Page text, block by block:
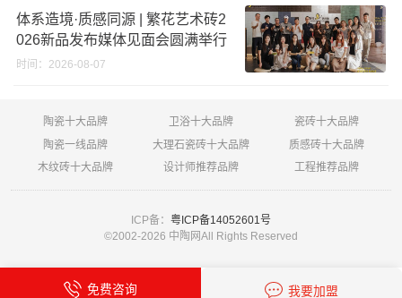
体系造境·质感同源 | 繁花艺术砖2
026新品发布媒体见面会圆满举行
时间：2026-08-07
陶瓷十大品牌 卫浴十大品牌
瓷砖十大品牌
陶瓷一线品牌
大理石瓷砖十大品牌
质感砖十大品牌
木纹砖十大品牌
设计师推荐品牌 工程推荐品牌
ICP备： 粤ICP备14052601号
©2002-2026 中陶网All Rights Reserved
免费咨询 我要加盟